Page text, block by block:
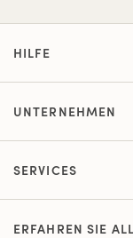
HILFE
UNTERNEHMEN
SERVICES
ERFAHREN SIE